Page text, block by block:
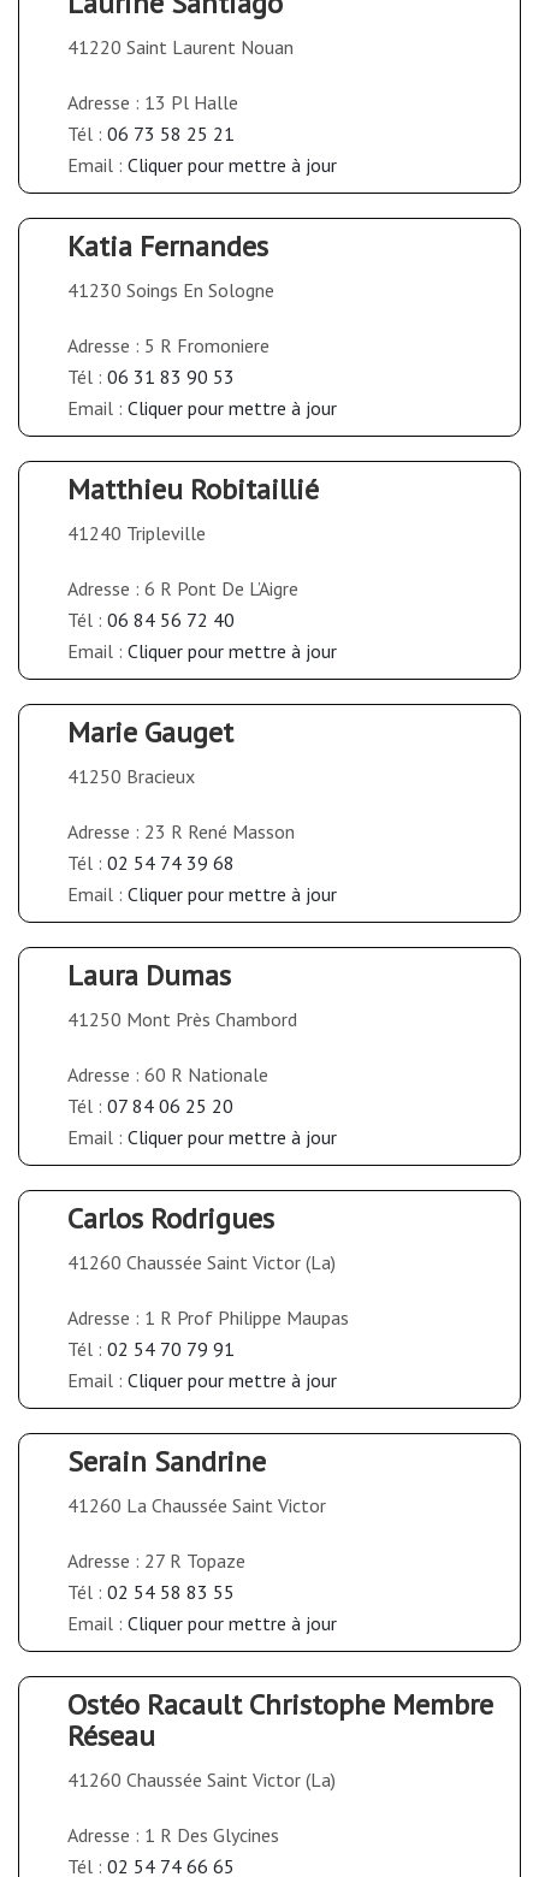
41220 Saint Laurent Nouan
Adresse : 13 Pl Halle
Tél : 06 73 58 25 21
Email : Cliquer pour mettre à jour
Katia Fernandes
41230 Soings En Sologne
Adresse : 5 R Fromoniere
Tél : 06 31 83 90 53
Email : Cliquer pour mettre à jour
Matthieu Robitaillié
41240 Tripleville
Adresse : 6 R Pont De L’Aigre
Tél : 06 84 56 72 40
Email : Cliquer pour mettre à jour
Marie Gauget
41250 Bracieux
Adresse : 23 R René Masson
Tél : 02 54 74 39 68
Email : Cliquer pour mettre à jour
Laura Dumas
41250 Mont Près Chambord
Adresse : 60 R Nationale
Tél : 07 84 06 25 20
Email : Cliquer pour mettre à jour
Carlos Rodrigues
41260 Chaussée Saint Victor (La)
Adresse : 1 R Prof Philippe Maupas
Tél : 02 54 70 79 91
Email : Cliquer pour mettre à jour
Serain Sandrine
41260 La Chaussée Saint Victor
Adresse : 27 R Topaze
Tél : 02 54 58 83 55
Email : Cliquer pour mettre à jour
Ostéo Racault Christophe Membre
Réseau
41260 Chaussée Saint Victor (La)
Adresse : 1 R Des Glycines
Tél : 02 54 74 66 65